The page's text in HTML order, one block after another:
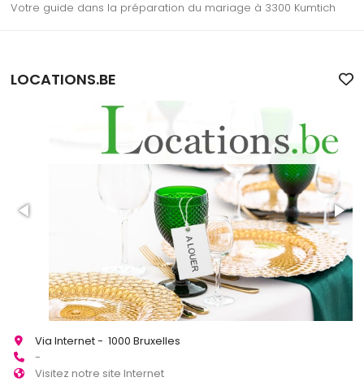
Votre guide dans la préparation du mariage à 3300 Kumtich
LOCATIONS.BE
Via Internet - 1000 Bruxelles
-
Visitez notre site Internet